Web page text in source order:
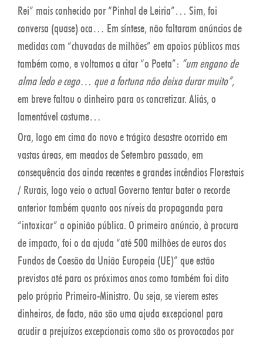
Rei” mais conhecido por “Pinhal de Leiria”… Sim, foi
conversa (quase) oca… Em síntese, não faltaram anúncios de
medidas com “chuvadas de milhões” em apoios públicos mas
também como, e voltamos a citar “o Poeta”: “um engano de
alma ledo e cego… que a fortuna não deixa durar muito”,
em breve faltou o dinheiro para os concretizar. Aliás, o
lamentável costume…
Ora, logo em cima do novo e trágico desastre ocorrido em
vastas áreas, em meados de Setembro passado, em
consequência dos ainda recentes e grandes incêndios Florestais
/ Rurais, logo veio o actual Governo tentar bater o recorde
anterior também quanto aos níveis da propaganda para
“intoxicar” a opinião pública. O primeiro anúncio, à procura
de impacto, foi o da ajuda “até 500 milhões de euros dos
Fundos de Coesão da União Europeia (UE)” que estão
previstos até para os próximos anos como também foi dito
pelo próprio Primeiro-Ministro. Ou seja, se vierem estes
dinheiros, de facto, não são uma ajuda excepcional para
acudir a prejuízos excepcionais como são os provocados por